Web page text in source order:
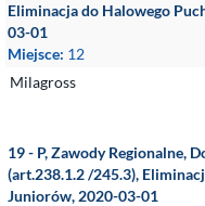
Eliminacja do Halowego
03-01
Miejsce: 12
Milagross
19 - P, Zawody Regionalne,
(art.238.1.2 /245.3),
Juniorów, 2020-03-01